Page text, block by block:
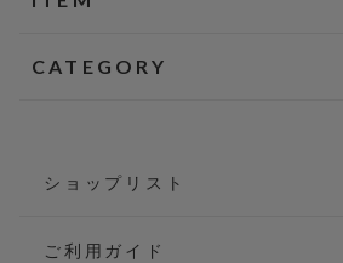
CATEGORY
ショップリスト
ご利用ガイド